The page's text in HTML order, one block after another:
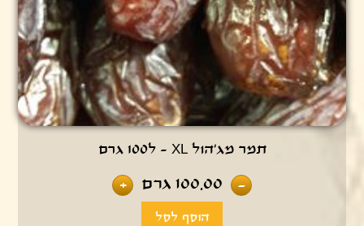
תמר מג'הול XL - ל100 גרם
-
100.00 גרם +